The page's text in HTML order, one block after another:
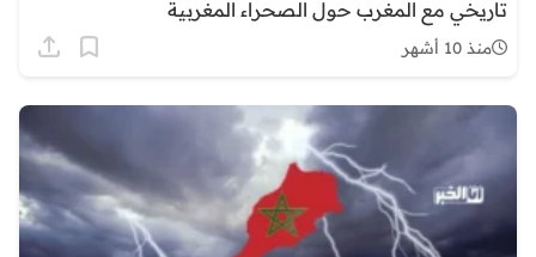
تاريخي مع المغرب حول الصحراء المغربية
منذ 10 أشهر